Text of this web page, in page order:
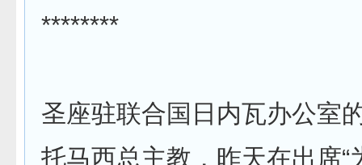
********
圣座驻联合国日内瓦办公室
托马西总主教，昨天在出席“